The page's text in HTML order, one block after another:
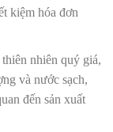
kiệm hóa đơn
nhiên quý giá,
và nước sạch,
đến sản xuất